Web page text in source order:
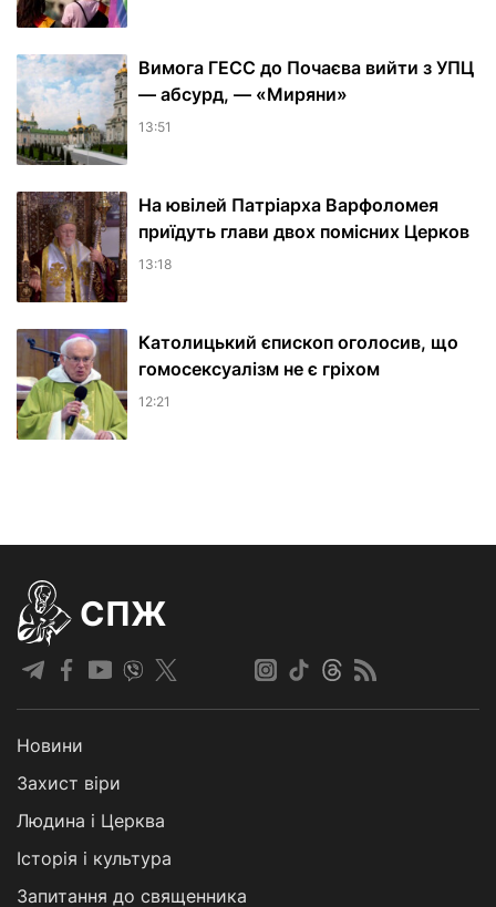
Вимога ГЕСС до Почаєва вийти з УПЦ
— абсурд, — «Миряни»
13:51
На ювілей Патріарха Варфоломея
приїдуть глави двох помісних Церков
13:18
Католицький єпископ оголосив, що
гомосексуалізм не є гріхом
12:21
СПЖ
Новини
Захист віри
Людина і Церква
Історія і культура
Запитання до священника